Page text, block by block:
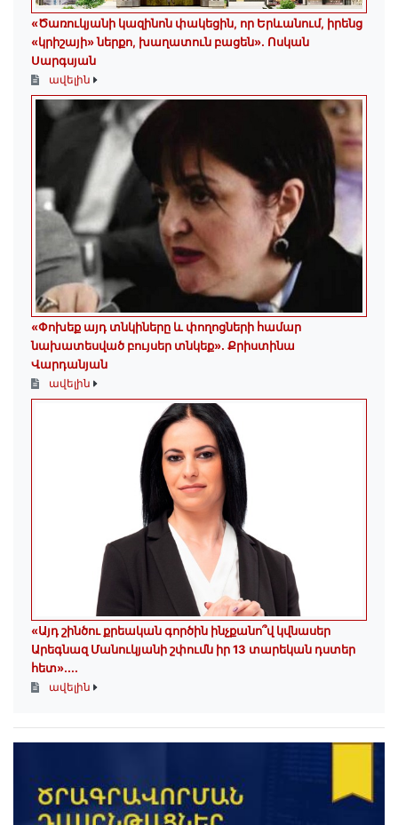
«Ծառուկյանի կազինոն փակեցին, որ Երևանում, իրենց
«կրիշայի» ներքո, խաղատուն բացեն»․ Ոսկան
Սարգսյան
ավելին
«Փոխեք այդ տնկիները և փողոցների համար
նախատեսված բույսեր տնկեք». Քրիստինա
Վարդանյան
ավելին
«Այդ շինծու քրեական գործին ինչքանո՞վ կվնասեր
Արեգնազ Մանուկյանի շփումն իր 13 տարեկան դստեր
հետ»․...
ավելին